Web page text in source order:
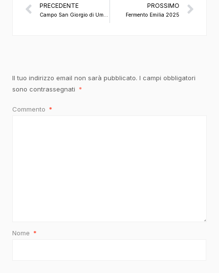
PRECEDENTE
Campo San Giorgio di Umani Ronchi
PROSSIMO
Fermento Emilia 2025
Il tuo indirizzo email non sarà pubblicato. I campi obbligatori
sono contrassegnati *
Commento *
Nome *